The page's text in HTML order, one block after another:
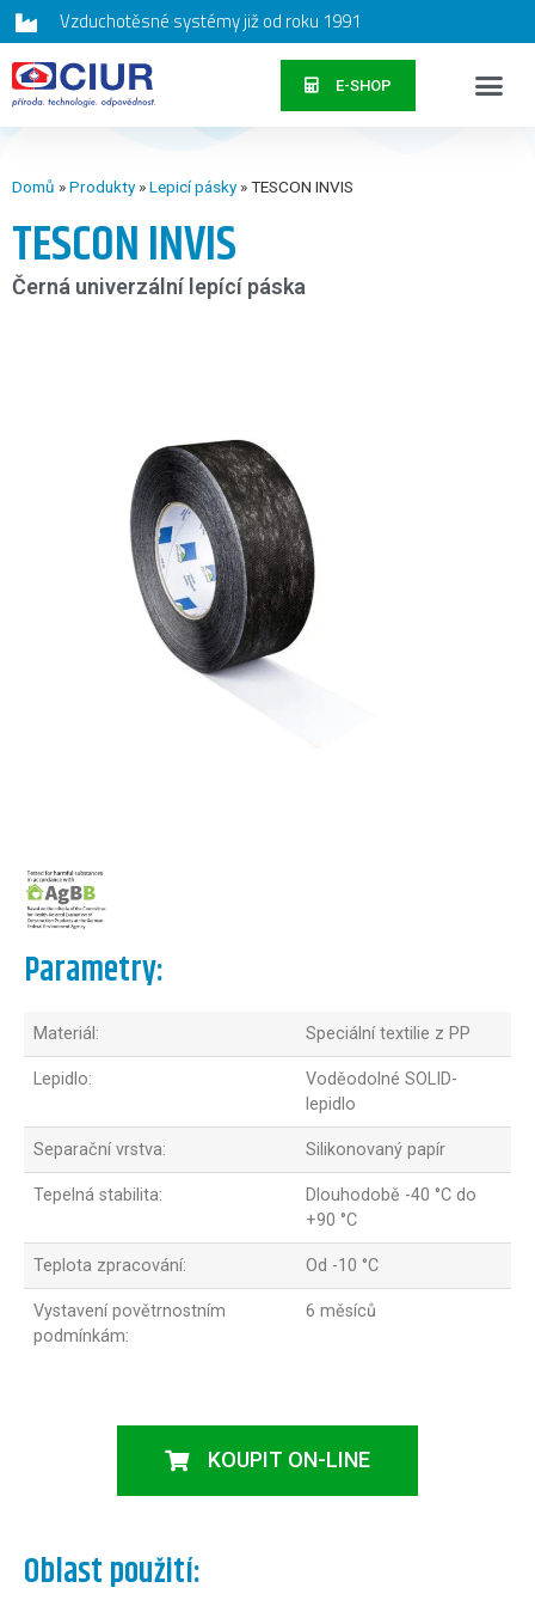
Vzduchotěsné systémy již od roku 1991
E-SHOP
Domů »Produkty»Lepicí pásky»TESCON INVIS
TESCON INVIS
Černá univerzální lepící páska
Parametry:
Materiál: Speciální textilie z PP
Lepidlo:
Voděodolné SOLID-
lepidlo
Separační vrstva: Silikonovaný papír
Tepelná stabilita:
Dlouhodobě -40 °C do
+90 °C
Teplota zpracování: Od -10 °C
Vystavení povětrnostním
podmínkám:
6 měsíců
KOUPIT ON-LINE
Oblast použití: